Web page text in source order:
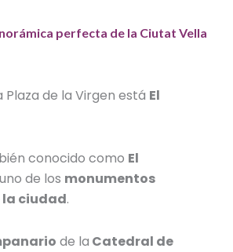
perfecta de la Ciutat Vella
Plaza de la Virgen está El
conocido como El
de los monumentos
la ciudad.
de la Catedral de